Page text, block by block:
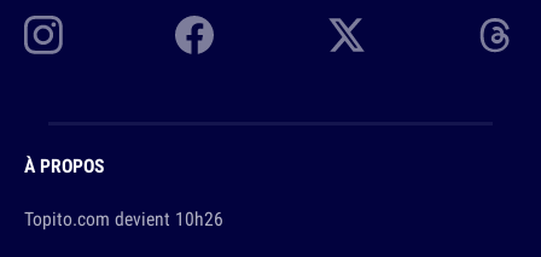
À PROPOS
Topito.com devient 10h26